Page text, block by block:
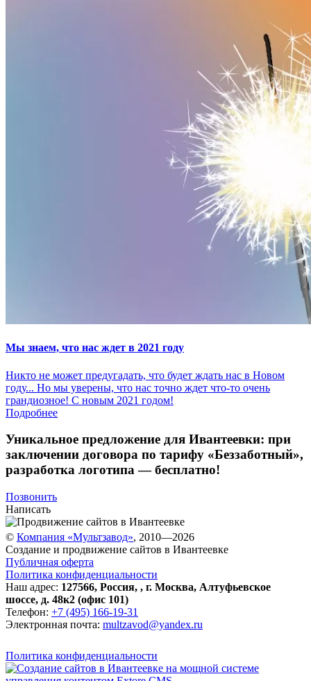
Мы знаем, что нас ждет в 2021 году
Никто не может предугадать, что будет ждать нас в Новом
году... Но мы уверены, что нас точно ждет что-то очень
грандиозное! С новым 2021 годом!
Подробнее
Уникальное предложение для Ивантеевки: при
заключении договора по тарифу «Беззаботный»,
разработка логотипа — бесплатно!
Позвонить
Написать
© Компания «Мультзавод», 2010—2026
Создание и продвижение сайтов в Ивантеевке
Публичная оферта
Политика конфиденциальности
Наш адрес: 127566, Россия, , г. Москва, Алтуфьевское
шоссе, д. 48к2 (офис 101)
Телефон: +7 (495) 166-19-31
Электронная почта: multzavod@yandex.ru
Политика конфиденциальности